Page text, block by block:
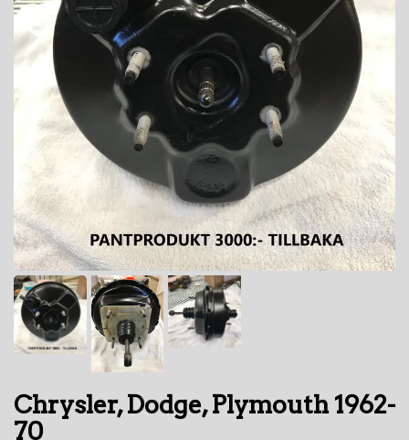
Chrysler, Dodge, Plymouth 1962-
70